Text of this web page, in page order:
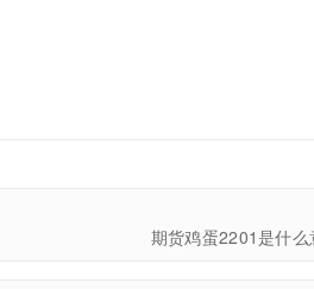
期货鸡蛋2201是什